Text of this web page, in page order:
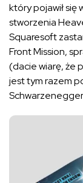
który pojawił się
stworzenia
Squaresoft
Front Mission,
(dacie wiarę, że
jest tym razem